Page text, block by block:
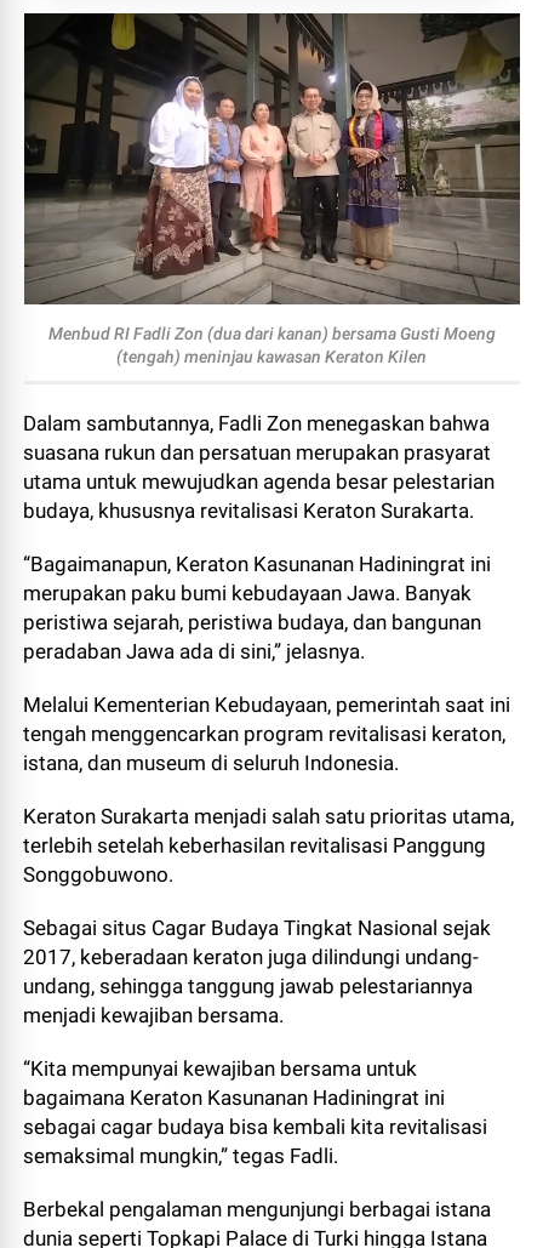
Menbud RI Fadli Zon (dua dari kanan) bersama Gusti Moeng
(tengah) meninjau kawasan Keraton Kilen
Dalam sambutannya, Fadli Zon menegaskan bahwa
suasana rukun dan persatuan merupakan prasyarat
utama untuk mewujudkan agenda besar pelestarian
budaya, khususnya revitalisasi Keraton Surakarta.
“Bagaimanapun, Keraton Kasunanan Hadiningrat ini
merupakan paku bumi kebudayaan Jawa. Banyak
peristiwa sejarah, peristiwa budaya, dan bangunan
peradaban Jawa ada di sini,” jelasnya.
Melalui Kementerian Kebudayaan, pemerintah saat ini
tengah menggencarkan program revitalisasi keraton,
istana, dan museum di seluruh Indonesia.
Keraton Surakarta menjadi salah satu prioritas utama,
terlebih setelah keberhasilan revitalisasi Panggung
Songgobuwono.
Sebagai situs Cagar Budaya Tingkat Nasional sejak
2017, keberadaan keraton juga dilindungi undang-
undang, sehingga tanggung jawab pelestariannya
menjadi kewajiban bersama.
“Kita mempunyai kewajiban bersama untuk
bagaimana Keraton Kasunanan Hadiningrat ini
sebagai cagar budaya bisa kembali kita revitalisasi
semaksimal mungkin,” tegas Fadli.
Berbekal pengalaman mengunjungi berbagai istana
dunia seperti Topkapi Palace di Turki hingga Istana